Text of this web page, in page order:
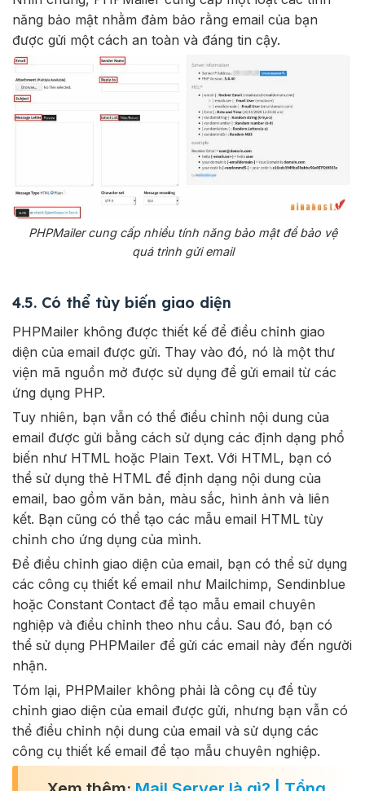
năng bảo mật nhằm đảm bảo rằng email của bạn
được gửi một cách an toàn và đáng tin cậy.
PHPMailer cung cấp nhiều tính năng bảo mật để bảo vệ
quá trình gửi email
4.5. Có thể tùy biến giao diện
PHPMailer không được thiết kế để điều chỉnh giao
diện của email được gửi. Thay vào đó, nó là một thư
viện mã nguồn mở được sử dụng để gửi email từ các
ứng dụng PHP.
Tuy nhiên, bạn vẫn có thể điều chỉnh nội dung của
email được gửi bằng cách sử dụng các định dạng phổ
biến như HTML hoặc Plain Text. Với HTML, bạn có
thể sử dụng thẻ HTML để định dạng nội dung của
email, bao gồm văn bản, màu sắc, hình ảnh và liên
kết. Bạn cũng có thể tạo các mẫu email HTML tùy
chỉnh cho ứng dụng của mình.
Để điều chỉnh giao diện của email, bạn có thể sử dụng
các công cụ thiết kế email như Mailchimp, Sendinblue
hoặc Constant Contact để tạo mẫu email chuyên
nghiệp và điều chỉnh theo nhu cầu. Sau đó, bạn có
thể sử dụng PHPMailer để gửi các email này đến người
nhận.
Tóm lại, PHPMailer không phải là công cụ để tùy
chỉnh giao diện của email được gửi, nhưng bạn vẫn có
thể điều chỉnh nội dung của email và sử dụng các
công cụ thiết kế email để tạo mẫu chuyên nghiệp.